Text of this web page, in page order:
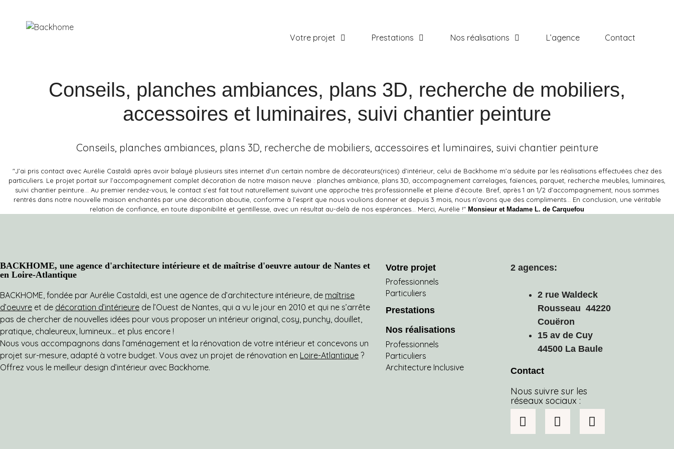
Votre projet Prestations Nos réalisations L’agence Contact
Conseils, planches ambiances, plans 3D, recherche de mobiliers,
accessoires et luminaires, suivi chantier peinture
Conseils, planches ambiances, plans 3D, recherche de mobiliers, accessoires et luminaires, suivi chantier peinture
"J’ai pris contact avec Aurélie Castaldi après avoir balayé plusieurs sites internet d’un certain nombre de décorateurs(rices) d’intérieur, celui de Backhome m’a séduite par les réalisations effectuées chez des
particuliers. Le projet portait sur l’accompagnement complet décoration de notre maison neuve : planches ambiance, plans 3D, accompagnement carrelages, faïences, parquet, recherche meubles, luminaires,
suivi chantier peinture… Au premier rendez-vous, le contact s’est fait tout naturellement suivant une approche très professionnelle et pleine d’écoute. Bref, après 1 an 1/2 d’accompagnement, nous sommes
rentrés dans notre nouvelle maison enchantés par une décoration aboutie, conforme à l’esprit que nous voulions donner et depuis 3 mois, nous n’avons que des compliments… En conclusion, une véritable
relation de confiance, en toute disponibilité et gentillesse, avec un résultat au-delà de nos espérances… Merci, Aurélie !" Monsieur et Madame L. de Carquefou
BACKHOME, une agence d'architecture intérieure et de maîtrise d'oeuvre autour de Nantes et
en Loire-Atlantique
BACKHOME, fondée par Aurélie Castaldi, est une agence de d’architecture intérieure, de maîtrise
d’oeuvre et de décoration d’intérieure de l’Ouest de Nantes, qui a vu le jour en 2010 et qui ne s’arrête
pas de chercher de nouvelles idées pour vous proposer un intérieur original, cosy, punchy, douillet,
pratique, chaleureux, lumineux… et plus encore !
Nous vous accompagnons dans l’aménagement et la rénovation de votre intérieur et concevons un
projet sur-mesure, adapté à votre budget. Vous avez un projet de rénovation en Loire-Atlantique ?
Offrez vous le meilleur design d’intérieur avec Backhome.
Votre projet
Professionnels
Particuliers
Prestations
Nos réalisations
Professionnels
Particuliers
Architecture Inclusive
2 agences:
2 rue Waldeck
Rousseau 44220
Couëron
15 av de Cuy
44500 La Baule
Contact
Nous suivre sur les
réseaux sociaux :